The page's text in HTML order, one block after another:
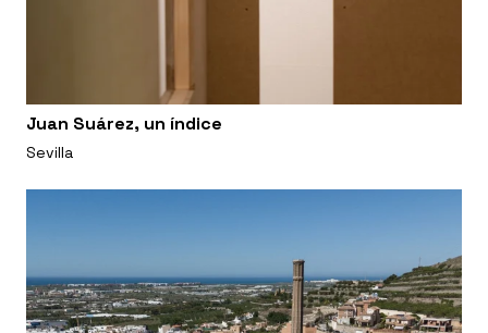
Juan Suárez, un índice
Sevilla